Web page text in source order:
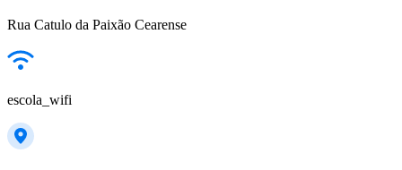
Rua Catulo da Paixão Cearense
escola_wifi